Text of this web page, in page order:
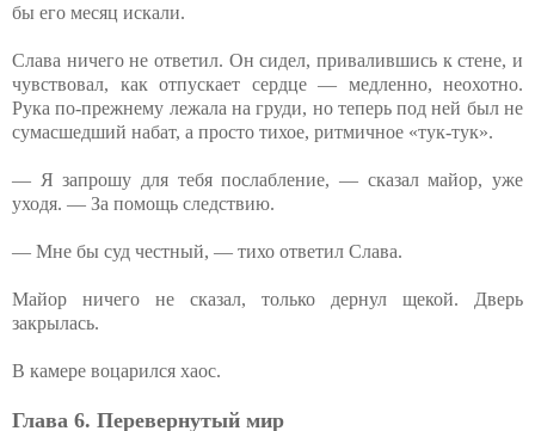
бы его месяц искали.
Слава ничего не ответил. Он сидел, привалившись к стене, и
чувствовал, как отпускает сердце — медленно, неохотно.
Рука по-прежнему лежала на груди, но теперь под ней был не
сумасшедший набат, а просто тихое, ритмичное «тук-тук».
— Я запрошу для тебя послабление, — сказал майор, уже
уходя. — За помощь следствию.
— Мне бы суд честный, — тихо ответил Слава.
Майор ничего не сказал, только дернул щекой. Дверь
закрылась.
В камере воцарился хаос.
Глава 6. Перевернутый мир